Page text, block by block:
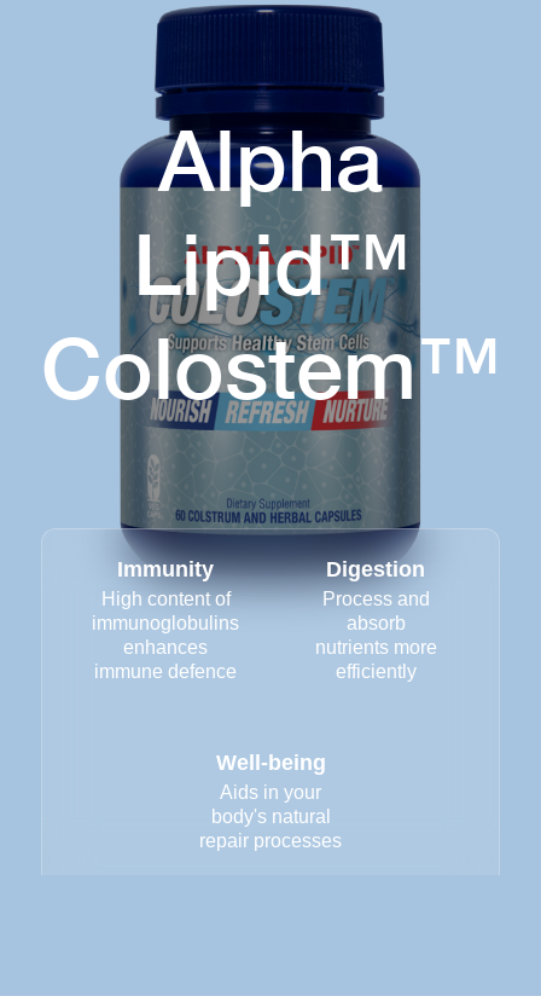
Alpha
Lipid™
Colostem™
Immunity
High content of
immunoglobulins
enhances
immune defence
Digestion
Process and
absorb
nutrients more
efficiently
Well-being
Aids in your
body's natural
repair processes